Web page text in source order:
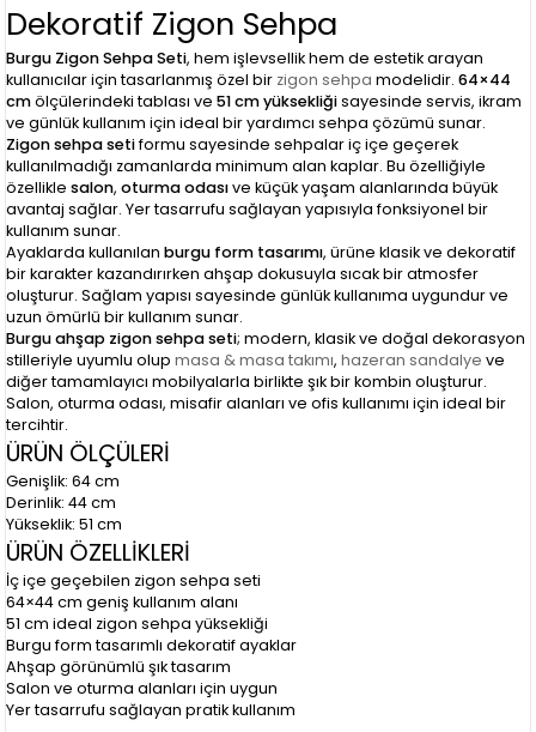
Dekoratif Zigon Sehpa
Burgu Zigon Sehpa Seti, hem işlevsellik hem de estetik arayan
kullanıcılar için tasarlanmış özel bir zigon sehpa modelidir.64×44
cmölçülerindeki tablası ve51 cm yüksekliğisayesinde servis, ikram
ve günlük kullanım için ideal bir yardımcı sehpa çözümü sunar.
Zigon sehpa setiformu sayesinde sehpalar iç içe geçerek
kullanılmadığı zamanlarda minimum alan kaplar. Bu özelliğiyle
özelliklesalon,oturma odasıve küçük yaşam alanlarında büyük
avantaj sağlar. Yer tasarrufu sağlayan yapısıyla fonksiyonel bir
kullanım sunar.
Ayaklarda kullanılanburgu form tasarımı, ürüne klasik ve dekoratif
bir karakter kazandırırken ahşap dokusuyla sıcak bir atmosfer
oluşturur. Sağlam yapısı sayesinde günlük kullanıma uygundur ve
uzun ömürlü bir kullanım sunar.
Burgu ahşap zigon sehpa seti; modern, klasik ve doğal dekorasyon
stilleriyle uyumlu olupmasa & masa takımı,hazeran sandalye ve
diğer tamamlayıcı mobilyalarla birlikte şık bir kombin oluşturur.
Salon, oturma odası, misafir alanları ve ofis kullanımı için ideal bir
tercihtir.
ÜRÜN ÖLÇÜLERİ
Genişlik: 64 cm
Derinlik: 44 cm
Yükseklik: 51 cm
ÜRÜN ÖZELLİKLERİ
İç içe geçebilen zigon sehpa seti
64×44 cm geniş kullanım alanı
51 cm ideal zigon sehpa yüksekliği
Burgu form tasarımlı dekoratif ayaklar
Ahşap görünümlü şık tasarım
Salon ve oturma alanları için uygun
Yer tasarrufu sağlayan pratik kullanım